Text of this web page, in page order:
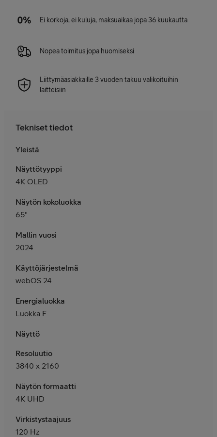
Ei korkoja, ei kuluja, maksuaikaa jopa 36 kuukautta
Nopea toimitus jopa huomiseksi
Liittymäasiakkaille 3 vuoden takuu valikoituihin
laitteisiin
Tekniset tiedot
Yleistä
Näyttötyyppi
4K OLED
Näytön kokoluokka
65"
Mallin vuosi
2024
Käyttöjärjestelmä
webOS 24
Energialuokka
Luokka F
Näyttö
Resoluutio
3840 x 2160
Näytön formaatti
4K UHD
Virkistystaajuus
120 Hz